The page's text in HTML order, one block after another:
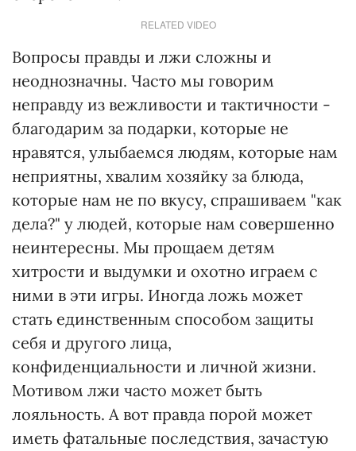
RELATED VIDEO
Вопросы правды и лжи сложны и
неоднозначны. Часто мы говорим
неправду из вежливости и тактичности -
благодарим за подарки, которые не
нравятся, улыбаемся людям, которые нам
неприятны, хвалим хозяйку за блюда,
которые нам не по вкусу, спрашиваем "как
дела?" у людей, которые нам совершенно
неинтересны. Мы прощаем детям
хитрости и выдумки и охотно играем с
ними в эти игры. Иногда ложь может
стать единственным способом защиты
себя и другого лица,
конфиденциальности и личной жизни.
Мотивом лжи часто может быть
лояльность. А вот правда порой может
иметь фатальные последствия, зачастую